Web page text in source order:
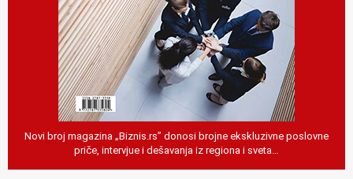
Novi broj magazina „Biznis.rs” donosi brojne ekskluzivne poslovne
priče, intervjue i dešavanja iz regiona i sveta…